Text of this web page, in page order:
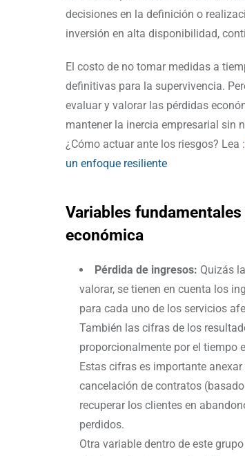
decisiones en la definición o
inversión en alta disponibilidad,
El costo de no tomar medidas a
definitivas para la supervivencia.
evaluar y valorar las pérdidas
mantener la inercia empresarial sin
¿Cómo actuar ante los riesgos? Lea :
un enfoque resiliente
Variables
económica
Pérdida de ingresos: Quizás
valorar, se tienen en cuenta los
para cada uno de los servicios
También las cifras de los
proporcionalmente por el tiempo
Estas cifras es importante
cancelación de contratos
recuperar los clientes en
perdidos.
Otra variable dentro de este